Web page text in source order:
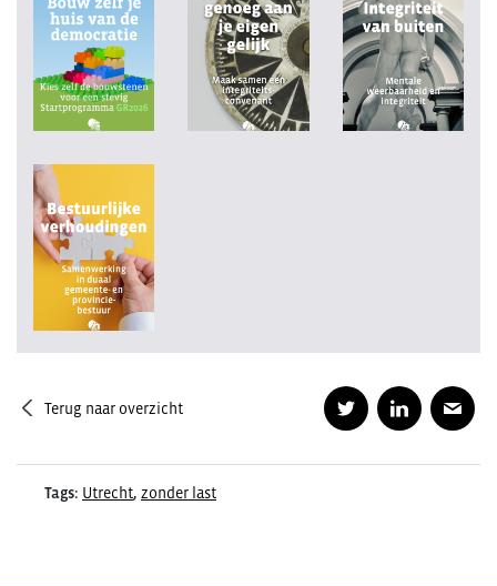
Terug naar overzicht
Tags: Utrecht, zonder last